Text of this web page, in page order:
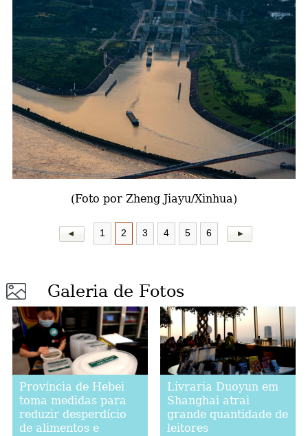
(Foto por Zheng Jiayu/Xinhua)
1 2 3 4 5 6
Galeria de Fotos
Província de Hebei
toma medidas para
reduzir desperdício
de alimentos e
Livraria Duoyun em
Shanghai atrai
grande quantidade de
leitores